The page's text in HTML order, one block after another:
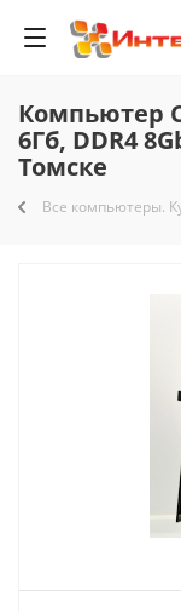
Компьютер
6Гб, DDR4
Томске
Все компьютеры.